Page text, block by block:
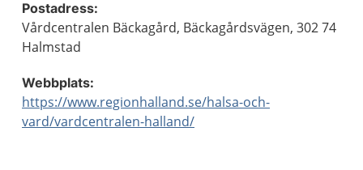
Postadress:
Vårdcentralen Bäckagård, Bäckagårdsvägen, 302 74
Halmstad
Webbplats:
https://www.regionhalland.se/halsa-och-
vard/vardcentralen-halland/